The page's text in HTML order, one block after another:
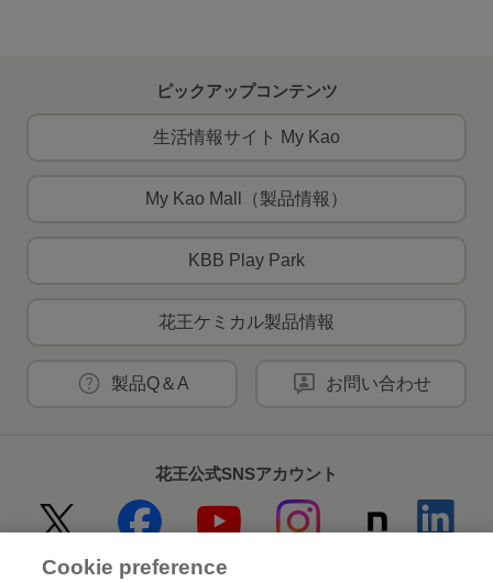
ピックアップコンテンツ
生活情報サイト My Kao
My Kao Mall（製品情報）
KBB Play Park
花王ケミカル製品情報
製品Q＆A お問い合わせ
花王公式SNSアカウント
Cookie preference